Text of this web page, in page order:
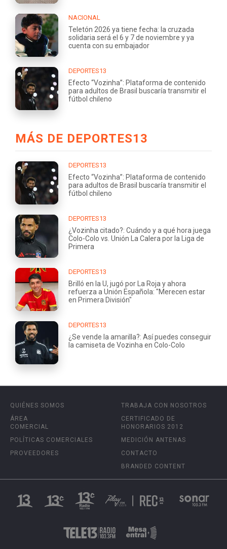
NACIONAL
Teletón 2026 ya tiene fecha: la cruzada
solidaria será el 6 y 7 de noviembre y ya
cuenta con su embajador
DEPORTES13
Efecto “Vozinha”: Plataforma de contenido
para adultos de Brasil buscaría transmitir el
fútbol chileno
MÁS DE DEPORTES13
DEPORTES13
Efecto “Vozinha”: Plataforma de contenido
para adultos de Brasil buscaría transmitir el
fútbol chileno
DEPORTES13
¿Vozinha citado?: Cuándo y a qué hora juega
Colo-Colo vs. Unión La Calera por la Liga de
Primera
DEPORTES13
Brilló en la U, jugó por La Roja y ahora
refuerza a Unión Española: "Merecen estar
en Primera División"
DEPORTES13
¿Se vende la amarilla?: Así puedes conseguir
la camiseta de Vozinha en Colo-Colo
QUIÉNES SOMOS
ÁREA
COMERCIAL
POLÍTICAS COMERCIALES
PROVEEDORES
TRABAJA CON NOSOTROS
CERTIFICADO DE
HONORARIOS 2012
MEDICIÓN ANTENAS
CONTACTO
BRANDED CONTENT